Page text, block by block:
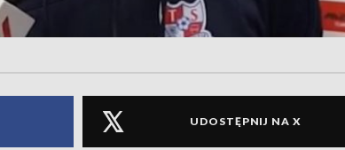
UDOSTĘPNIJ NA X